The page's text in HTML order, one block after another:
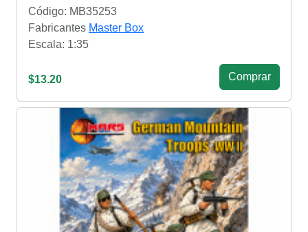
Código: MB35253
Fabricantes Master Box
Escala: 1:35
$13.20 Сomprar